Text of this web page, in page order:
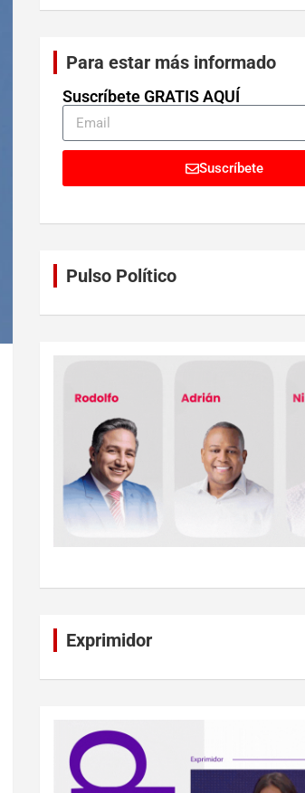
Para estar más informado
Suscríbete GRATIS AQUÍ
Suscríbete
Pulso Político
Exprimidor